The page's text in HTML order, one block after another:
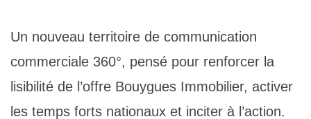
Un nouveau territoire de communication
commerciale 360°, pensé pour renforcer la
lisibilité de l’offre Bouygues Immobilier, activer
les temps forts nationaux et inciter à l’action.